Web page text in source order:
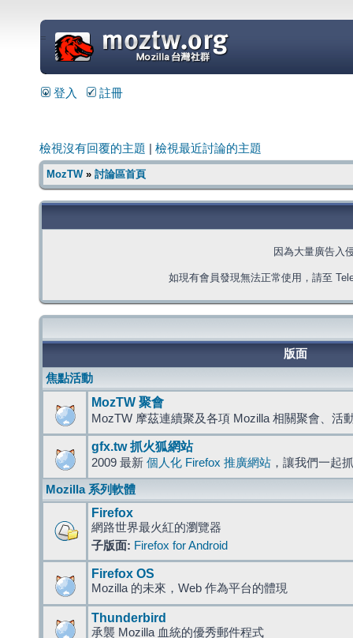
=
登入 註冊
檢視沒有回覆的主題 檢視最近討論的主題
MozTW» 討論區首頁
因為大量廣告入
如現有會員發現無法正常使用，請至
版面
焦點活動
MozTW 聚會
MozTW 摩茲連續聚及各項 Mozilla 相關聚會、活
gfx.tw 抓火狐網站
2009 最新 個人化 Firefox 推廣網站 ，讓我們一起
Mozilla 系列軟體
Firefox
網路世界最火紅的瀏覽器
子版面: Firefox for Android
Firefox OS
Mozilla 的未來，Web 作為平台的體現
Thunderbird
承襲 Mozilla 血統的優秀郵件程式